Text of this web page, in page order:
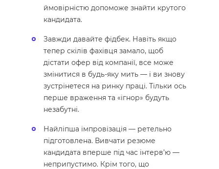
ймовірністю допоможе знайти крутого
кандидата.
Завжди давайте фідбек. Навіть якщо
тепер скілів фахівця замало, щоб
дістати офер від компанії, все може
змінитися в будь-яку мить — і ви знову
зустрінетеся на ринку праці. Тільки ось
перше враження та «ігнор» будуть
незабутні.
Найліпша імпровізація — ретельно
підготовлена. Вивчати резюме
кандидата вперше під час інтерв’ю —
неприпустимо. Крім того, що